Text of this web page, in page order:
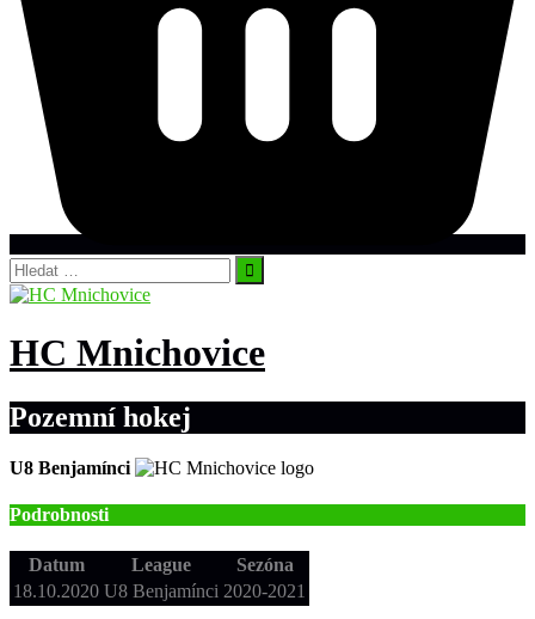
Vyhledávání
HC Mnichovice
Pozemní hokej
U8 Benjamínci
Podrobnosti
Datum League
Sezóna
18.10.2020 U8 Benjamínci 2020-2021